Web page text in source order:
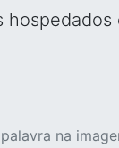
hospedados
na